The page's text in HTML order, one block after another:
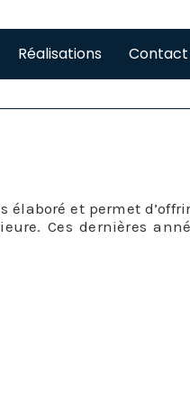
Réalisations Contact
élaboré et permet
Ces dernières